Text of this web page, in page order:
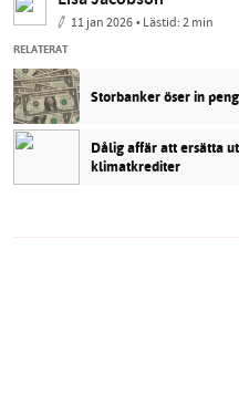
11 jan 2026• Lästid:2 min
RELATERAT
Storbanker öser in
Dålig affär att ersätta
klimatkrediter